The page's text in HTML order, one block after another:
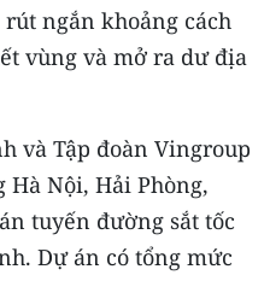
ngắn khoảng cách
vùng và mở ra dư địa
và Tập đoàn Vingroup
Nội, Hải Phòng,
tuyến đường sắt tốc
Dự án có tổng mức